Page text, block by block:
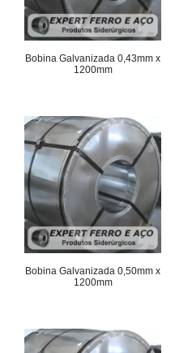
Bobina Galvanizada 0,43mm x
1200mm
Bobina Galvanizada 0,50mm x
1200mm